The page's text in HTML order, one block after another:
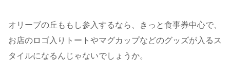
オリーブの丘ももし参入するなら、きっと食事券中心で、
お店のロゴ入りトートやマグカップなどのグッズが入るス
タイルになるんじゃないでしょうか。